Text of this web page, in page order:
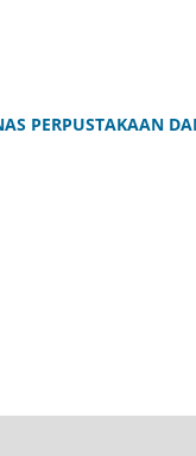
PERPUSTAKAAN